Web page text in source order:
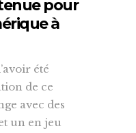
pour
à
été
de ce
avec des
un en jeu